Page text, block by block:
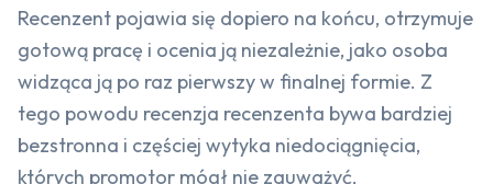
Recenzent pojawia się dopiero na końcu, otrzymuje
gotową pracę i ocenia ją niezależnie, jako osoba
widząca ją po raz pierwszy w finalnej formie. Z
tego powodu recenzja recenzenta bywa bardziej
bezstronna i częściej wytyka niedociągnięcia,
których promotor mógł nie zauważyć,